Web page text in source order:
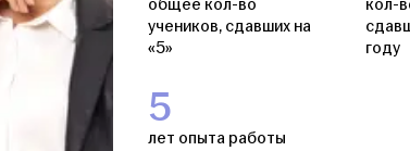
общее кол-во
учеников, сдавших на
«5»
кол-
году
5
лет опыта работы